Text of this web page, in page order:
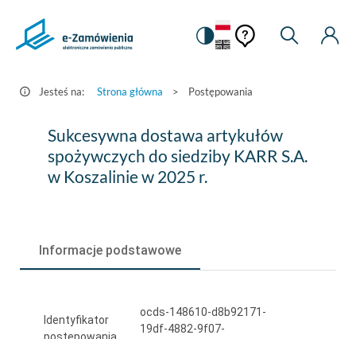
Postępowania
Zamówienia.gov.pl
Zmiana
na
kontrastową
Pomoc
kontekstowa
Pomoc
Moje
Jesteś na: Strona główna > Postępowania
Sukcesywna
dostawa
artykułów
siedziby
S.A.
Sukcesywna dostawa artykułów
spożywczych do siedziby KARR S.A.
w Koszalinie w 2025 r.
Informacje podstawowe
Identyfikator
ocds-148610-d8b92171-
19df-4882-9f07-